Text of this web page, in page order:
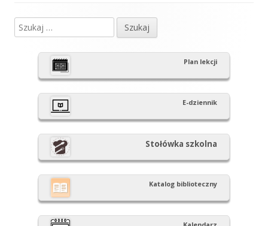
Główny
panel
boczny
Szukaj:
Plan lekcji
E-dziennik
Stołówka szkolna
Katalog biblioteczny